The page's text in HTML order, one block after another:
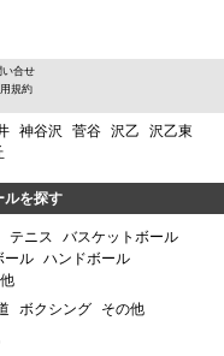
ツスクールを探す
神谷沢 菅谷 沢乙
沢乙東
ルを探す
テニス
バスケットボール
ール ハンドボール
ボクシング
その他
い合せ
規約